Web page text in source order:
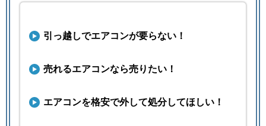
引っ越しでエアコンが要らない！
売れるエアコンなら売りたい！
エアコンを格安で外して処分してほしい！